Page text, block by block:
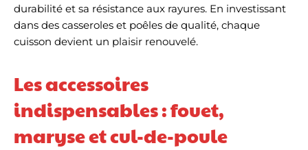
durabilité et sa résistance aux rayures. En investissant
dans des casseroles et poêles de qualité, chaque
cuisson devient un plaisir renouvelé.
Les accessoires
indispensables : fouet,
maryse et cul-de-poule